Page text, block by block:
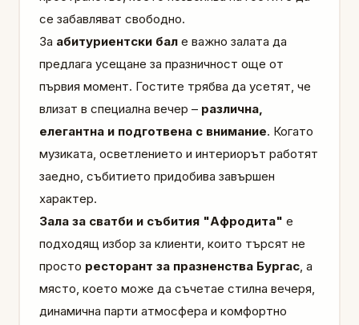
се забавляват свободно.
За абитуриентски бал е важно залата да
предлага усещане за празничност още от
първия момент. Гостите трябва да усетят, че
влизат в специална вечер – различна,
елегантна и подготвена с внимание. Когато
музиката, осветлението и интериорът работят
заедно, събитието придобива завършен
характер.
Зала за сватби и събития "Афродита" е
подходящ избор за клиенти, които търсят не
просто ресторант за празненства Бургас, а
място, което може да съчетае стилна вечеря,
динамична парти атмосфера и комфортно